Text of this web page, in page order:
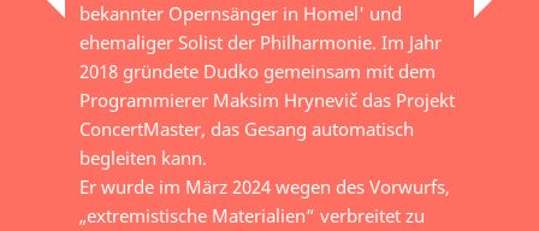
bekannter Opernsänger in Homel' und
ehemaliger Solist der Philharmonie. Im Jahr
2018 gründete Dudko gemeinsam mit dem
Programmierer Maksim Hrynevič das Projekt
ConcertMaster, das Gesang automatisch
begleiten kann.
Er wurde im März 2024 wegen des Vorwurfs,
„extremistische Materialien“ verbreitet zu